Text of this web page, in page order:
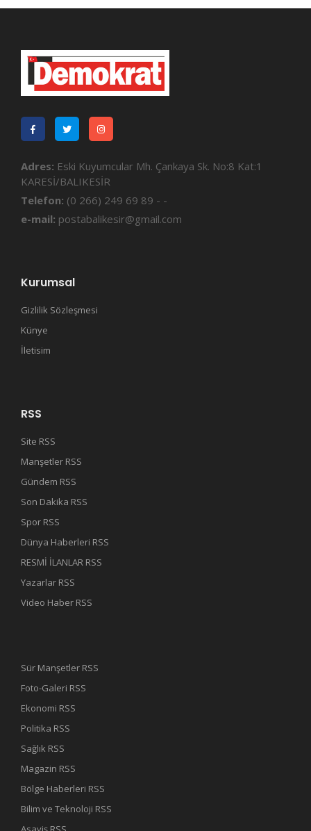
Adres: Eski Kuyumcular Mh. Çankaya Sk. No:8 Kat:1
KARESİ/BALIKESİR
Telefon: (0 266) 249 69 89 - -
e-mail: postabalikesir@gmail.com
Kurumsal
Gizlilik Sözleşmesi
Künye
İletisim
RSS
Site RSS
Manşetler RSS
Gündem RSS
Son Dakika RSS
Spor RSS
Dünya Haberleri RSS
RESMİ İLANLAR RSS
Yazarlar RSS
Video Haber RSS
Sür Manşetler RSS
Foto-Galeri RSS
Ekonomi RSS
Politika RSS
Sağlık RSS
Magazin RSS
Bölge Haberleri RSS
Bilim ve Teknoloji RSS